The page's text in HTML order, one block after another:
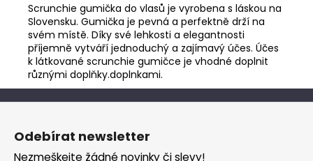
Scrunchie gumička do vlasů je vyrobena s láskou na
Slovensku. Gumička je pevná a perfektně drží na
svém místě. Díky své lehkosti a elegantnosti
příjemně vytváří jednoduchý a zajímavý účes. Účes
k látkované scrunchie gumičce je vhodné doplnit
různými doplňky.doplnkami.
Z
Odebírat newsletter
Nezmeškejte žádné novinky či slevy!